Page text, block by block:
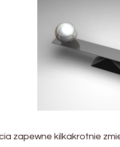
zapewne kilkakrotnie